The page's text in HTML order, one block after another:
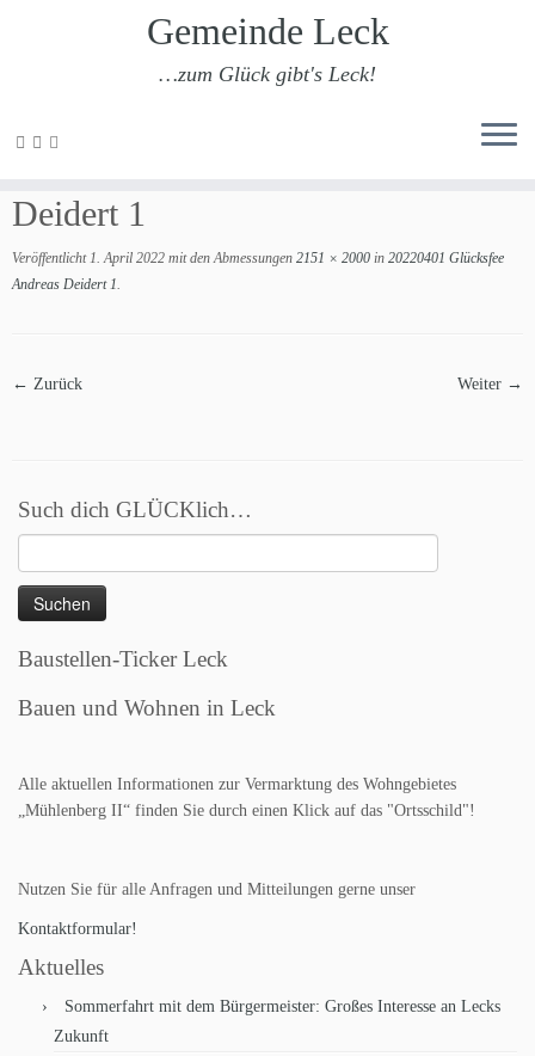
Zum
Gemeinde Leck
…zum Glück gibt's Leck!
Deidert 1
Veröffentlicht 1. April 2022 mit den Abmessungen 2151 × 2000 in 20220401 Glücksfee
Andreas Deidert 1.
← Zurück Weiter →
Such dich GLÜCKlich…
nach:
Baustellen-Ticker Leck
Bauen und Wohnen in Leck
Alle aktuellen Informationen zur Vermarktung des Wohngebietes
„Mühlenberg II“ finden Sie durch einen Klick auf das "Ortsschild"!
Nutzen Sie für alle Anfragen und Mitteilungen gerne unser
Kontaktformular!
Aktuelles
Sommerfahrt mit dem Bürgermeister: Großes Interesse an Lecks
Zukunft